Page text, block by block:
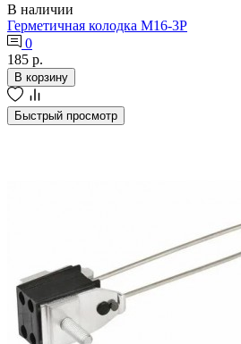
В наличии
Герметичная колодка М16-3Р
0
185 р.
В корзину
Быстрый просмотр